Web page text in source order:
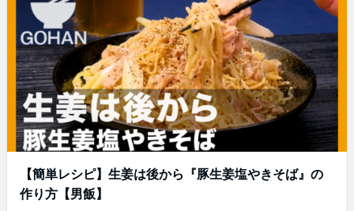
【簡単レシピ】生姜は後から『豚生姜塩やきそば』の
作り方【男飯】